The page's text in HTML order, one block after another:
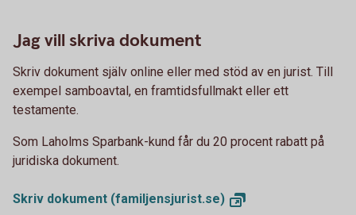
Jag vill skriva dokument
Skriv dokument själv online eller med stöd av en jurist. Till
exempel samboavtal, en framtidsfullmakt eller ett
testamente.
Som Laholms Sparbank-kund får du 20 procent rabatt på
juridiska dokument.
Skriv dokument (familjensjurist.se)